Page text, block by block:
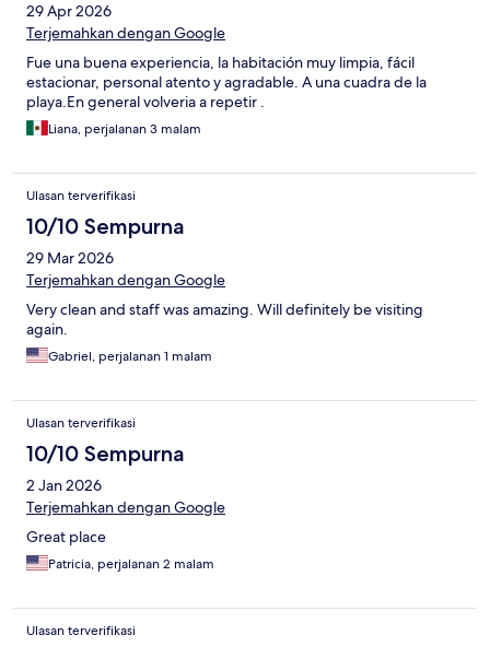
29 Apr 2026
Terjemahkan dengan Google
Fue una buena experiencia, la habitación muy limpia, fácil
estacionar, personal atento y agradable. A una cuadra de la
playa.En general volveria a repetir .
Liana, perjalanan 3 malam
Ulasan terverifikasi
10/10 Sempurna
29 Mar 2026
Terjemahkan dengan Google
Very clean and staff was amazing. Will definitely be visiting
again.
Gabriel, perjalanan 1 malam
Ulasan terverifikasi
10/10 Sempurna
2 Jan 2026
Terjemahkan dengan Google
Great place
Patricia, perjalanan 2 malam
Ulasan terverifikasi